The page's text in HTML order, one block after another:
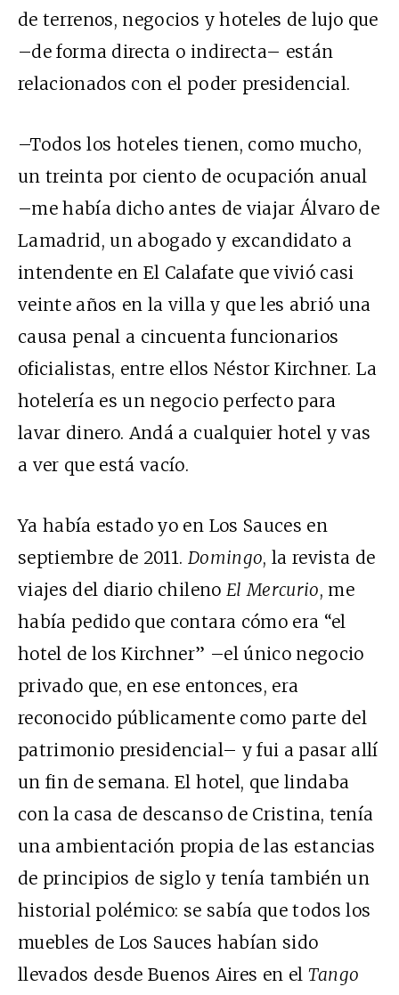
de terrenos, negocios y hoteles de lujo que
–de forma directa o indirecta– están
relacionados con el poder presidencial.
–Todos los hoteles tienen, como mucho,
un treinta por ciento de ocupación anual
–me había dicho antes de viajar Álvaro de
Lamadrid, un abogado y excandidato a
intendente en El Calafate que vivió casi
veinte años en la villa y que les abrió una
causa penal a cincuenta funcionarios
oficialistas, entre ellos Néstor Kirchner. La
hotelería es un negocio perfecto para
lavar dinero. Andá a cualquier hotel y vas
a ver que está vacío.
Ya había estado yo en Los Sauces en
septiembre de 2011. Domingo, la revista de
viajes del diario chileno El Mercurio, me
había pedido que contara cómo era “el
hotel de los Kirchner” –el único negocio
privado que, en ese entonces, era
reconocido públicamente como parte del
patrimonio presidencial– y fui a pasar allí
un fin de semana. El hotel, que lindaba
con la casa de descanso de Cristina, tenía
una ambientación propia de las estancias
de principios de siglo y tenía también un
historial polémico: se sabía que todos los
muebles de Los Sauces habían sido
llevados desde Buenos Aires en el Tango